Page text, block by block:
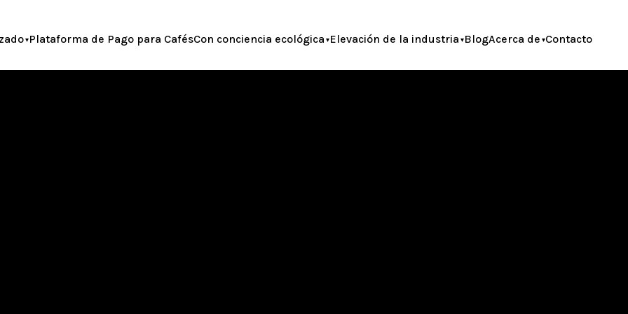
Plataforma de Pago para CafésCon conciencia ecológica Elevación de la industria BlogAcerca de Contacto